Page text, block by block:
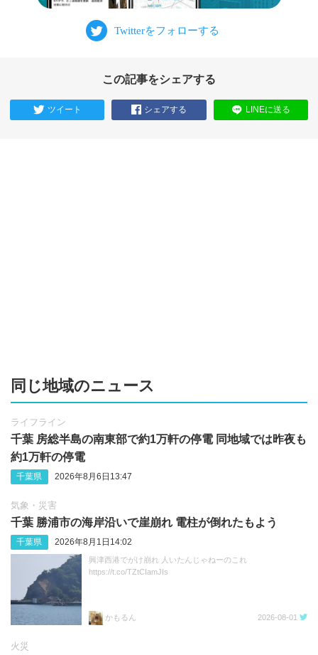
この記事をシェアする
ツイート シェアする LINEに送る
同じ地域のニュース
ライフライン
千葉 房総半島の南東部で約1万軒の停電 同地域では昨夜も
約1万軒の停電
千葉県 2026年8月6日13:47
気象・災害
千葉 勝浦市の海岸沿いで崖崩れ 電柱が倒れたもよう
千葉県 2026年8月1日14:02
興津西港でがけ崩れ 人いたんじゃねーのこれ
https://t.co/TZtCIamJIs
かもるん 2026-08-01
火災